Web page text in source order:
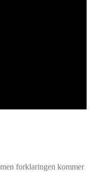
forklaringen kommer